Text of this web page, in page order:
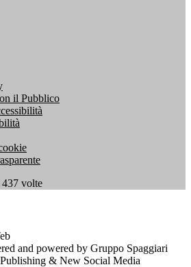
il Pubblico
437 volte
and powered by Gruppo Spaggiari
& New Social Media